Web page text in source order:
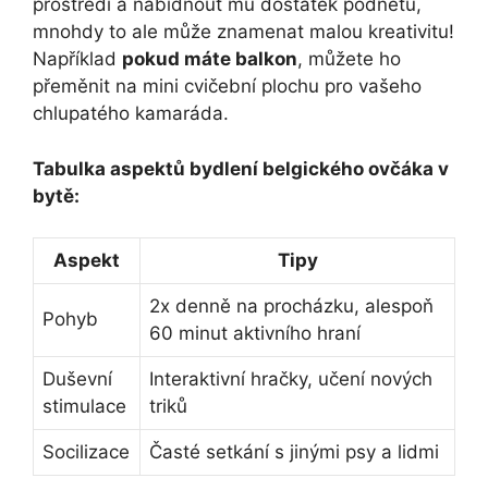
prostředí a nabídnout mu dostatek podnětů,
mnohdy to ale může znamenat malou kreativitu!
Například pokud máte balkon, můžete ho
přeměnit na mini cvičební plochu pro vašeho
chlupatého kamaráda.
Tabulka aspektů bydlení belgického ovčáka v
bytě:
Aspekt Tipy
Pohyb
2x denně na procházku, alespoň
60 minut aktivního hraní
Duševní
stimulace
Interaktivní hračky, učení nových
triků
Socilizace Časté setkání s jinými psy a lidmi